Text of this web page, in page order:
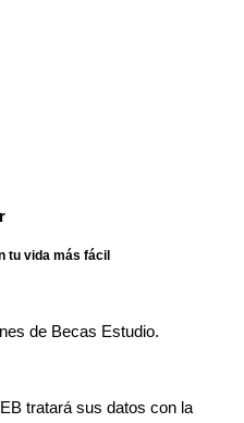
tu vida más fácil
de Becas Estudio.
tratará sus datos con la